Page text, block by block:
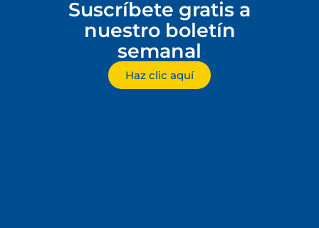
Suscríbete gratis a
nuestro boletín
semanal
Haz clic aquí